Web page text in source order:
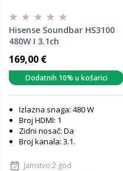
Hisense Soundbar HS3100
480W I 3.1ch
169,00 €
Dodatnih 10% u košarici
Izlazna snaga: 480 W
Broj HDMI: 1
Zidni nosač: Da
Broj kanala: 3.1.
Jamstvo:2 god